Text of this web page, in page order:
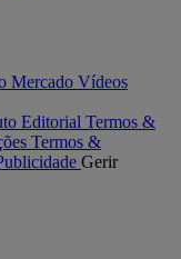
Mercado Vídeos
Editorial Termos &
Termos &
Gerir